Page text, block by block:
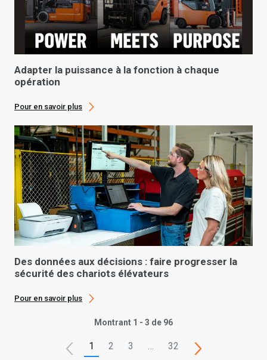
Adapter la puissance à la fonction à chaque
opération
Pour en savoir plus
Des données aux décisions : faire progresser la
sécurité des chariots élévateurs
Pour en savoir plus
Montrant 1 - 3 de 96
1 2 3 32